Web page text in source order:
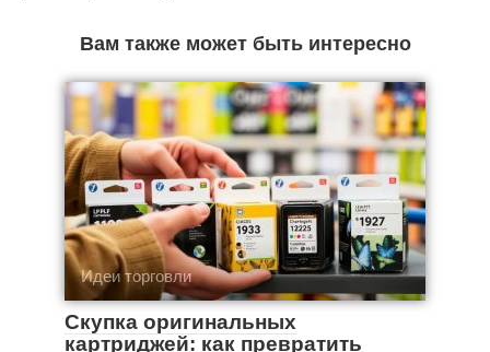
Вам также может быть интересно
Идеи торговли
Скупка оригинальных
картриджей: как превратить